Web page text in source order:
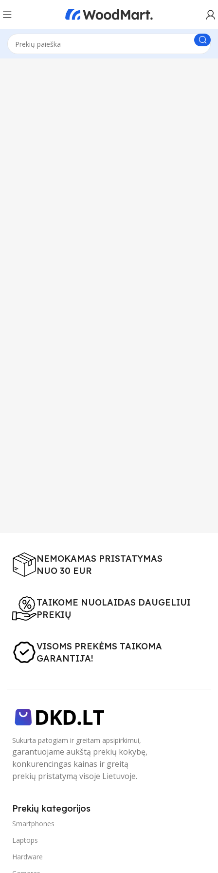
NEMOKAMAS PRISTATYMAS
NUO 30 EUR
TAIKOME NUOLAIDAS DAUGELIUI
PREKIŲ
VISOMS PREKĖMS TAIKOMA
GARANTIJA!
Sukurta patogiam ir greitam apsipirkimui,
garantuojame aukštą prekių kokybę,
konkurencingas kainas ir greitą
prekių pristatymą visoje Lietuvoje.
Prekių kategorijos
Smartphones
Laptops
Hardware